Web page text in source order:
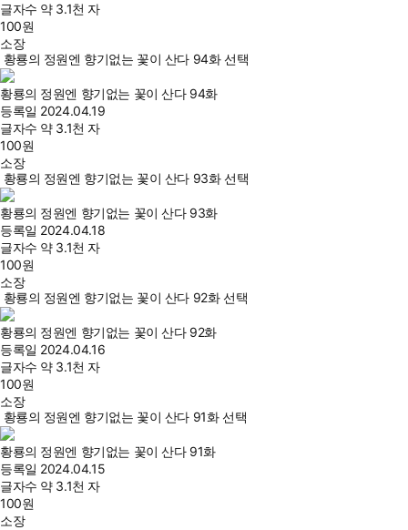
글자수 약 3.1천 자
100원
소장
황룡의 정원엔 향기없는 꽃이 산다 94화 선택
황룡의 정원엔 향기없는 꽃이 산다 94화
등록일 2024.04.19
글자수 약 3.1천 자
100원
소장
황룡의 정원엔 향기없는 꽃이 산다 93화 선택
황룡의 정원엔 향기없는 꽃이 산다 93화
등록일 2024.04.18
글자수 약 3.1천 자
100원
소장
황룡의 정원엔 향기없는 꽃이 산다 92화 선택
황룡의 정원엔 향기없는 꽃이 산다 92화
등록일 2024.04.16
글자수 약 3.1천 자
100원
소장
황룡의 정원엔 향기없는 꽃이 산다 91화 선택
황룡의 정원엔 향기없는 꽃이 산다 91화
등록일 2024.04.15
글자수 약 3.1천 자
100원
소장